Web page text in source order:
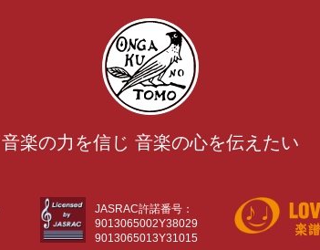
音楽の力を信じ 音楽の心を伝えたい
JASRAC許諾番号：
9013065002Y38029
9013065013Y31015